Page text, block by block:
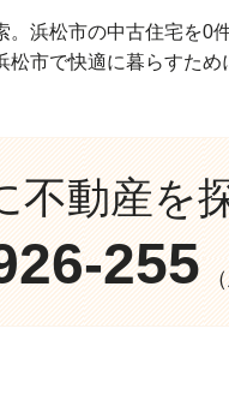
。浜松市の中古住宅を0
市で快適に暮らすた
不動産を
255